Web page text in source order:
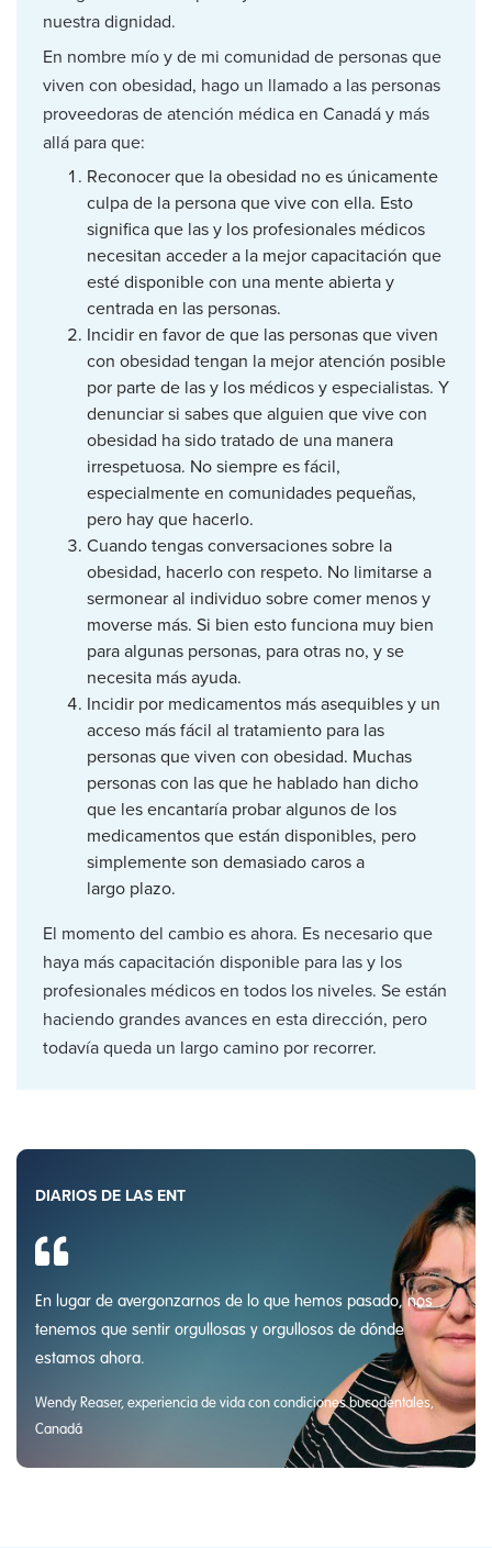
nuestra dignidad.
En nombre mío y de mi comunidad de personas que
viven con obesidad, hago un llamado a las personas
proveedoras de atención médica en Canadá y más
allá para que:
Reconocer que la obesidad no es únicamente
culpa de la persona que vive con ella. Esto
significa que las y los profesionales médicos
necesitan acceder a la mejor capacitación que
esté disponible con una mente abierta y
centrada en las personas.
Incidir en favor de que las personas que viven
con obesidad tengan la mejor atención posible
por parte de las y los médicos y especialistas. Y
denunciar si sabes que alguien que vive con
obesidad ha sido tratado de una manera
irrespetuosa. No siempre es fácil,
especialmente en comunidades pequeñas,
pero hay que hacerlo.
Cuando tengas conversaciones sobre la
obesidad, hacerlo con respeto. No limitarse a
sermonear al individuo sobre comer menos y
moverse más. Si bien esto funciona muy bien
para algunas personas, para otras no, y se
necesita más ayuda.
Incidir por medicamentos más asequibles y un
acceso más fácil al tratamiento para las
personas que viven con obesidad. Muchas
personas con las que he hablado han dicho
que les encantaría probar algunos de los
medicamentos que están disponibles, pero
simplemente son demasiado caros a
largo plazo.
El momento del cambio es ahora. Es necesario que
haya más capacitación disponible para las y los
profesionales médicos en todos los niveles. Se están
haciendo grandes avances en esta dirección, pero
todavía queda un largo camino por recorrer.
DIARIOS DE LAS ENT
En lugar de avergonzarnos de lo que hemos pasado, nos
tenemos que sentir orgullosas y orgullosos de dónde
estamos ahora.
Wendy Reaser, experiencia de vida con condiciones bucodentales,
Canadá